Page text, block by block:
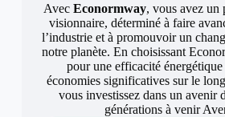
AvecEconormway, vous avez un
visionnaire, déterminé à faire
l’industrie et à promouvoir un
notre planète. En choisissant
pour une efficacité
économies significatives sur le
vous investissez dans un avenir
générations à venir